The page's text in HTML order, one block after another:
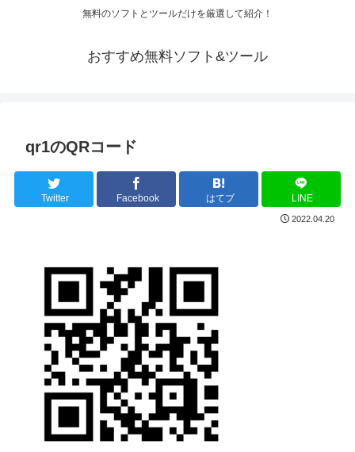
無料のソフトとツールだけを厳選して紹介！
おすすめ無料ソフト&ツール
qr1のQRコード
Twitter Facebook はてブ LINE
2022.04.20